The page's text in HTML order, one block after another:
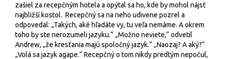
zašiel za recepčným hotela a opýtal sa ho, kde by mohol nájsť
najbližší kostol. Recepčný sa na neho udivene pozrel a
odpovedal: „Takých, aké hľadáte vy, tu veľa nemáme. A okrem
toho by ste nerozumeli jazyku.“ „Možno neviete,“ odvetil
Andrew, „že kresťania majú spoločný jazyk.“ „Naozaj? A aký?“
„Volá sa jazyk agape.“ Recepčný o tom nikdy predtým nepočul,